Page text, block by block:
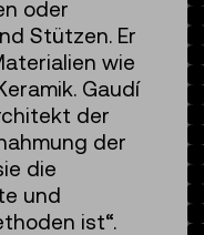
oder
Stützen. Er
wie
Gaudí
der
der
die
und
ist“.